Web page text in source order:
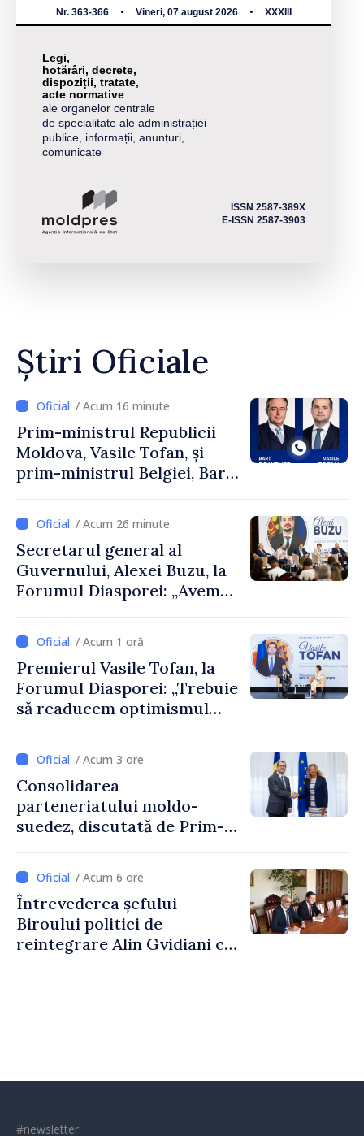
Nr. 363-366 Vineri, 07 august 2026 XXXIII
Legi,
hotărâri, decrete,
dispoziții, tratate,
acte normative
ale organelor centrale
de specialitate ale administrației
publice, informații, anunțuri,
comunicate
ISSN 2587-389X
E-ISSN 2587-3903
Știri Oficiale
/ Acum 16 minute
Prim-ministrul Republicii
Moldova, Vasile Tofan, și
prim-ministrul Belgiei, Bart
despre parcursul european
al Republicii Moldova.
/ Acum 26 minute
Secretarul general al
Guvernului, Alexei Buzu, la
Forumul Diasporei: „Avem
dumneavoastră pentru a
construi comunități mai
puternice”
/ Acum 1 oră
Premierul Vasile Tofan, la
Forumul Diasporei: „Trebuie
să readucem optimismul
Republica Moldova merge în
direcția corectă”
/ Acum 3 ore
Consolidarea
parteneriatului moldo-
suedez, discutată de Prim-
Ambasadoarea Suediei,
Petra Lärke/ Acum 6 ore
Întrevederea șefului
Biroului politici de
reintegrare Alin Gvidiani cu
#newsletter